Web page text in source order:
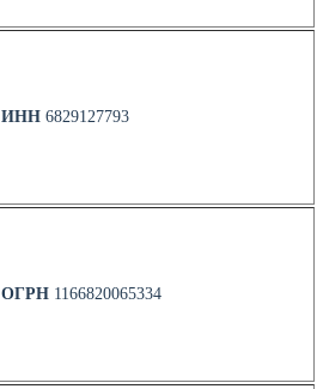
ИНН 6829127793
ОГРН 1166820065334